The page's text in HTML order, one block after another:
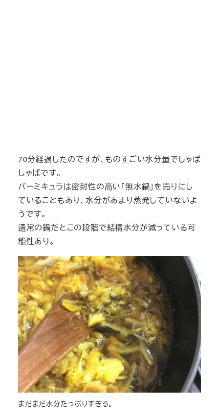
70分経過したのですが、ものすごい水分量でしゃば
しゃばです。
バーミキュラは密封性の高い「無水鍋」を売りにし
ていることもあり、水分があまり蒸発していないよ
うです。
通常の鍋だとこの段階で結構水分が減っている可
能性あり。
まだまだ水分たっぷりすぎる。